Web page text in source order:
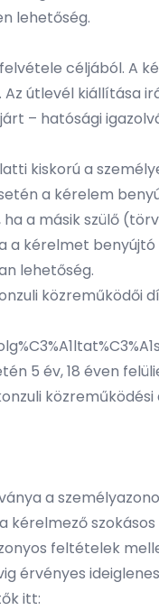
lehetőség.
céljából. A
útlevél kiállítása
– hatósági
kiskorú a
a kérelem
a másik szülő
kérelmet benyújtó
lehetőség.
közreműködői
5 év, 18 éven
a
feltételek
érvényes
itt: